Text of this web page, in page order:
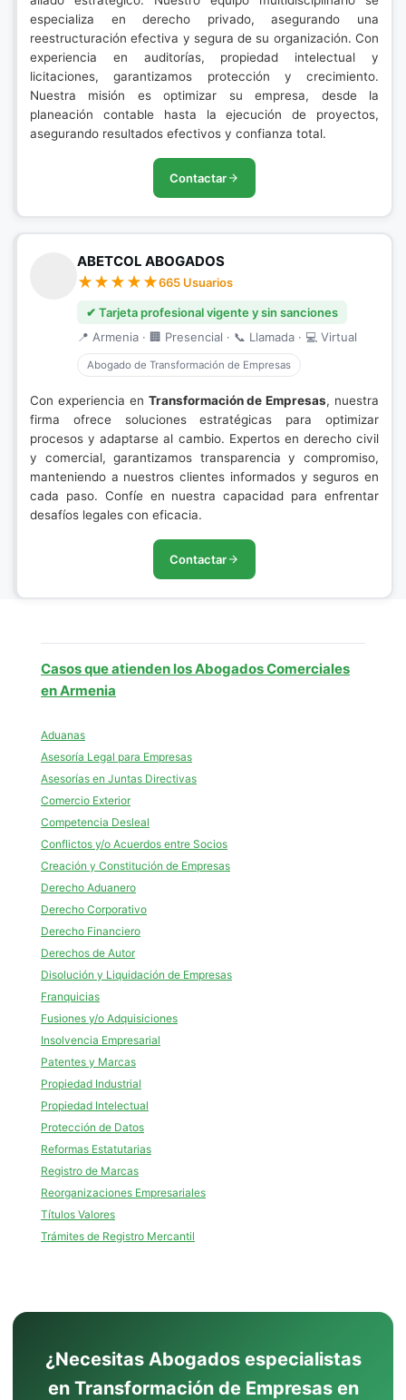
especializa en derecho privado, asegurando una
reestructuración efectiva y segura de su organización. Con
experiencia en auditorías, propiedad intelectual y
licitaciones, garantizamos protección y crecimiento.
Nuestra misión es optimizar su empresa, desde la
planeación contable hasta la ejecución de proyectos,
asegurando resultados efectivos y confianza total.
Contactar
ABETCOL ABOGADOS
665 Usuarios
✔ Tarjeta profesional vigente y sin sanciones
📍 Armenia · 🏢 Presencial · 📞 Llamada · 💻 Virtual
Abogado de Transformación de Empresas
Con experiencia en Transformación de Empresas, nuestra
firma ofrece soluciones estratégicas para optimizar
procesos y adaptarse al cambio. Expertos en derecho civil
y comercial, garantizamos transparencia y compromiso,
manteniendo a nuestros clientes informados y seguros en
cada paso. Confíe en nuestra capacidad para enfrentar
desafíos legales con eficacia.
Contactar
Casos que atienden los Abogados Comerciales
en Armenia
Aduanas
Asesoría Legal para Empresas
Asesorías en Juntas Directivas
Comercio Exterior
Competencia Desleal
Conflictos y/o Acuerdos entre Socios
Creación y Constitución de Empresas
Derecho Aduanero
Derecho Corporativo
Derecho Financiero
Derechos de Autor
Disolución y Liquidación de Empresas
Franquicias
Fusiones y/o Adquisiciones
Insolvencia Empresarial
Patentes y Marcas
Propiedad Industrial
Propiedad Intelectual
Protección de Datos
Reformas Estatutarias
Registro de Marcas
Reorganizaciones Empresariales
Títulos Valores
Trámites de Registro Mercantil
¿Necesitas Abogados especialistas
en Transformación de Empresas en